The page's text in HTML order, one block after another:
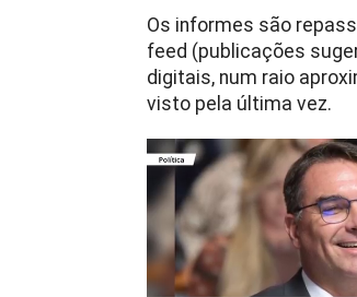
Os informes são
feed (publicações
digitais, num raio
visto pela última vez.